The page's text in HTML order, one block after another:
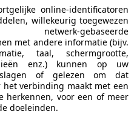
(211 PS)
h
online-identificatoren
willekeurig toegewezen
netwerk-gebaseerde
met andere informatie (bijv.
taal, schermgrootte,
enz.) kunnen op uw
of gelezen om dat
verbinding maakt met een
herkennen, voor een of meer
doeleinden.